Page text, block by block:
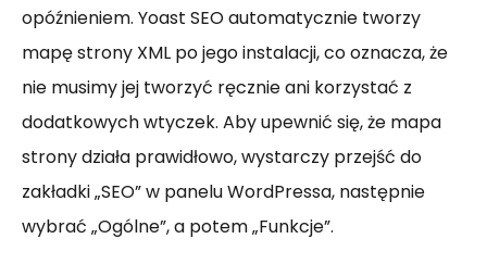
opóźnieniem. Yoast SEO automatycznie tworzy
mapę strony XML po jego instalacji, co oznacza, że
nie musimy jej tworzyć ręcznie ani korzystać z
dodatkowych wtyczek. Aby upewnić się, że mapa
strony działa prawidłowo, wystarczy przejść do
zakładki „SEO” w panelu WordPressa, następnie
wybrać „Ogólne”, a potem „Funkcje”.